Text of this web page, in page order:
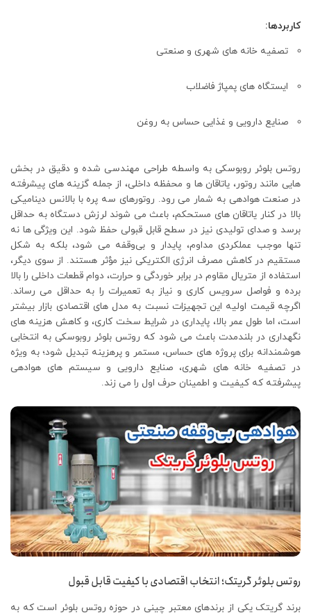
کاربردها:
تصفیه‌ خانه‌ های شهری و صنعتی
ایستگاه‌ های پمپاژ فاضلاب
صنایع دارویی و غذایی حساس به روغن
روتس بلوئر روبوسکی به‌ واسطه طراحی مهندسی‌ شده و دقیق در بخش‌
هایی مانند روتور، یاتاقان‌ ها و محفظه داخلی، از جمله گزینه‌ های پیشرفته
در صنعت هوادهی به شمار می‌ رود. روتورهای سه‌ پره با بالانس دینامیکی
بالا در کنار یاتاقان‌ های مستحکم، باعث می‌ شوند لرزش دستگاه به حداقل
برسد و صدای تولیدی نیز در سطح قابل قبولی حفظ شود. این ویژگی‌ ها نه‌
تنها موجب عملکردی مداوم، پایدار و بی‌وقفه می‌ شود، بلکه به شکل
مستقیم در کاهش مصرف انرژی الکتریکی نیز مؤثر هستند. از سوی دیگر،
استفاده از متریال مقاوم در برابر خوردگی و حرارت، دوام قطعات داخلی را بالا
برده و فواصل سرویس‌ کاری و نیاز به تعمیرات را به حداقل می‌ رساند.
اگرچه قیمت اولیه این تجهیزات نسبت به مدل‌ های اقتصادی بازار بیشتر
است، اما طول عمر بالا، پایداری در شرایط سخت کاری، و کاهش هزینه‌ های
نگهداری در بلندمدت باعث می‌ شود که روتس بلوئر روبوسکی به انتخابی
هوشمندانه برای پروژه‌ های حساس، مستمر و پرهزینه تبدیل شود؛ به‌ ویژه
در تصفیه‌ خانه‌ های شهری، صنایع دارویی و سیستم‌ های هوادهی
پیشرفته که کیفیت و اطمینان حرف اول را می‌ زند.
روتس بلوئر گریتک؛ انتخاب اقتصادی با کیفیت قابل قبول
برند گریتک یکی از برندهای معتبر چینی در حوزه روتس بلوئر است که به‌